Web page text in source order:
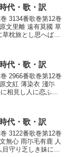
代・歌・訳
3134番歌巻第12巻
文里離 遠有莫國 草
枕旅とし思へばな
代・歌・訳
2966番歌巻第12巻
文紅 薄染衣 淺尓
相見し人に恋ふる
代・歌・訳
3122番歌巻第12巻
無心 雨尓毛有鹿 人
守り乏しき妹に今